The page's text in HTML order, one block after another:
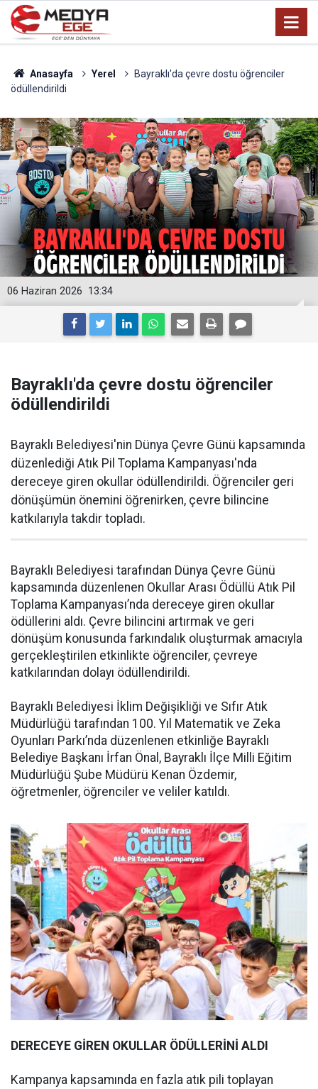
Anasayfa Yerel
Bayraklı'da çevre dostu öğrenciler
ödüllendirildi
13:34
06 Haziran 2026
Bayraklı'da çevre dostu öğrenciler
ödüllendirildi
Bayraklı Belediyesi'nin Dünya Çevre Günü kapsamında
düzenlediği Atık Pil Toplama Kampanyası'nda
dereceye giren okullar ödüllendirildi. Öğrenciler geri
dönüşümün önemini öğrenirken, çevre bilincine
katkılarıyla takdir topladı.
Bayraklı Belediyesi tarafından Dünya Çevre Günü
kapsamında düzenlenen Okullar Arası Ödüllü Atık Pil
Toplama Kampanyası’nda dereceye giren okullar
ödüllerini aldı. Çevre bilincini artırmak ve geri
dönüşüm konusunda farkındalık oluşturmak amacıyla
gerçekleştirilen etkinlikte öğrenciler, çevreye
katkılarından dolayı ödüllendirildi.
Bayraklı Belediyesi İklim Değişikliği ve Sıfır Atık
Müdürlüğü tarafından 100. Yıl Matematik ve Zeka
Oyunları Parkı’nda düzenlenen etkinliğe Bayraklı
Belediye Başkanı İrfan Önal, Bayraklı İlçe Milli Eğitim
Müdürlüğü Şube Müdürü Kenan Özdemir,
öğretmenler, öğrenciler ve veliler katıldı.
DERECEYE GİREN OKULLAR ÖDÜLLERİNİ ALDI
Kampanya kapsamında en fazla atık pili toplayan